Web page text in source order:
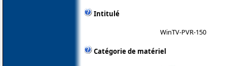
Intitulé
WinTV-PVR-150
Catégorie de matériel